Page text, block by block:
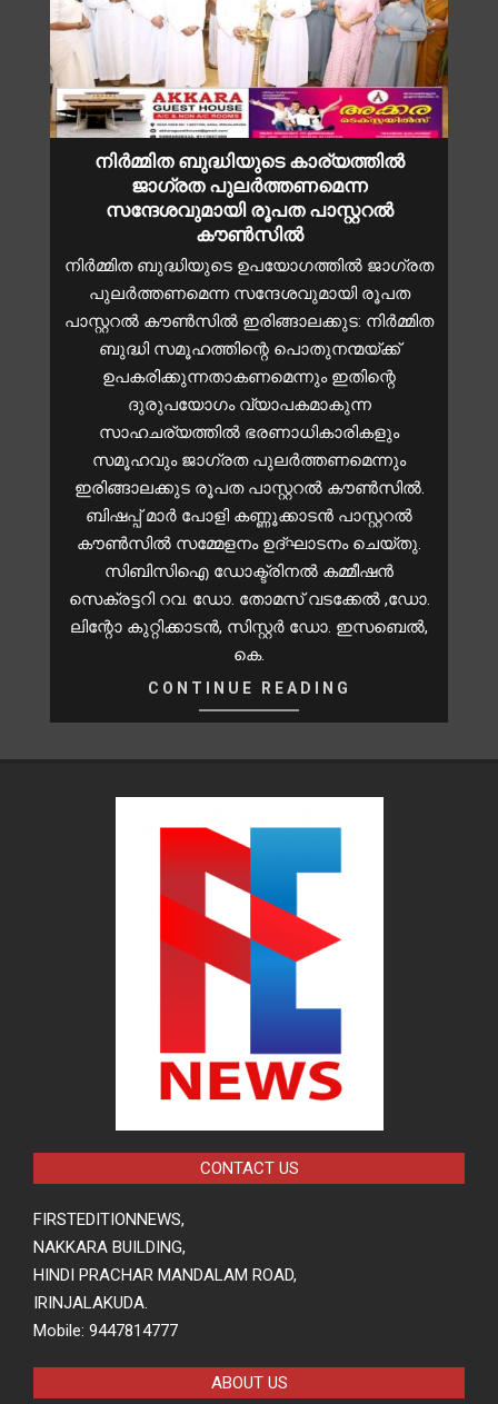
നിർമ്മിത ബുദ്ധിയുടെ കാര്യത്തിൽ
ജാഗ്രത പുലർത്തണമെന്ന
സന്ദേശവുമായി രൂപത പാസ്റ്ററൽ
കൗൺസിൽ
നിര്‍മ്മിത ബുദ്ധിയുടെ ഉപയോഗത്തിൽ ജാഗ്രത
പുലർത്തണമെന്ന സന്ദേശവുമായി രൂപത
പാസ്റ്ററല്‍ കൗണ്‍സില്‍ ഇരിങ്ങാലക്കുട: നിര്‍മ്മിത
ബുദ്ധി സമൂഹത്തിന്റെ പൊതുനന്മയ്ക്ക്
ഉപകരിക്കുന്നതാകണമെന്നും ഇതിന്റെ
ദുരുപയോഗം വ്യാപകമാകുന്ന
സാഹചര്യത്തില്‍ ഭരണാധികാരികളും
സമൂഹവും ജാഗ്രത പുലര്‍ത്തണമെന്നും
ഇരിങ്ങാലക്കുട രൂപത പാസ്റ്ററല്‍ കൗണ്‍സില്‍.
ബിഷപ്പ് മാര്‍ പോളി കണ്ണൂക്കാടന്‍ പാസ്റ്ററല്‍
കൗണ്‍സില്‍ സമ്മേളനം ഉദ്ഘാടനം ചെയ്തു.
സിബിസിഐ ഡോക്ട്രിനല്‍ കമ്മീഷന്‍
സെക്രട്ടറി റവ. ഡോ. തോമസ് വടക്കേല്‍ ,ഡോ.
ലിന്റോ കുറ്റിക്കാടന്‍, സിസ്റ്റര്‍ ഡോ. ഇസബെല്‍,
കെ.
CONTINUE READING
CONTACT US
FIRSTEDITIONNEWS,
NAKKARA BUILDING,
HINDI PRACHAR MANDALAM ROAD,
IRINJALAKUDA.
Mobile: 9447814777
ABOUT US